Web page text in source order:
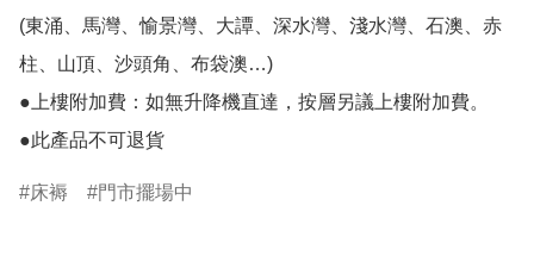
(東涌、馬灣、愉景灣、大譚、深水灣、淺水灣、石澳、赤
柱、山頂、沙頭角、布袋澳…)
●上樓附加費：如無升降機直達，按層另議上樓附加費。
●此產品不可退貨
床褥 門市擺場中